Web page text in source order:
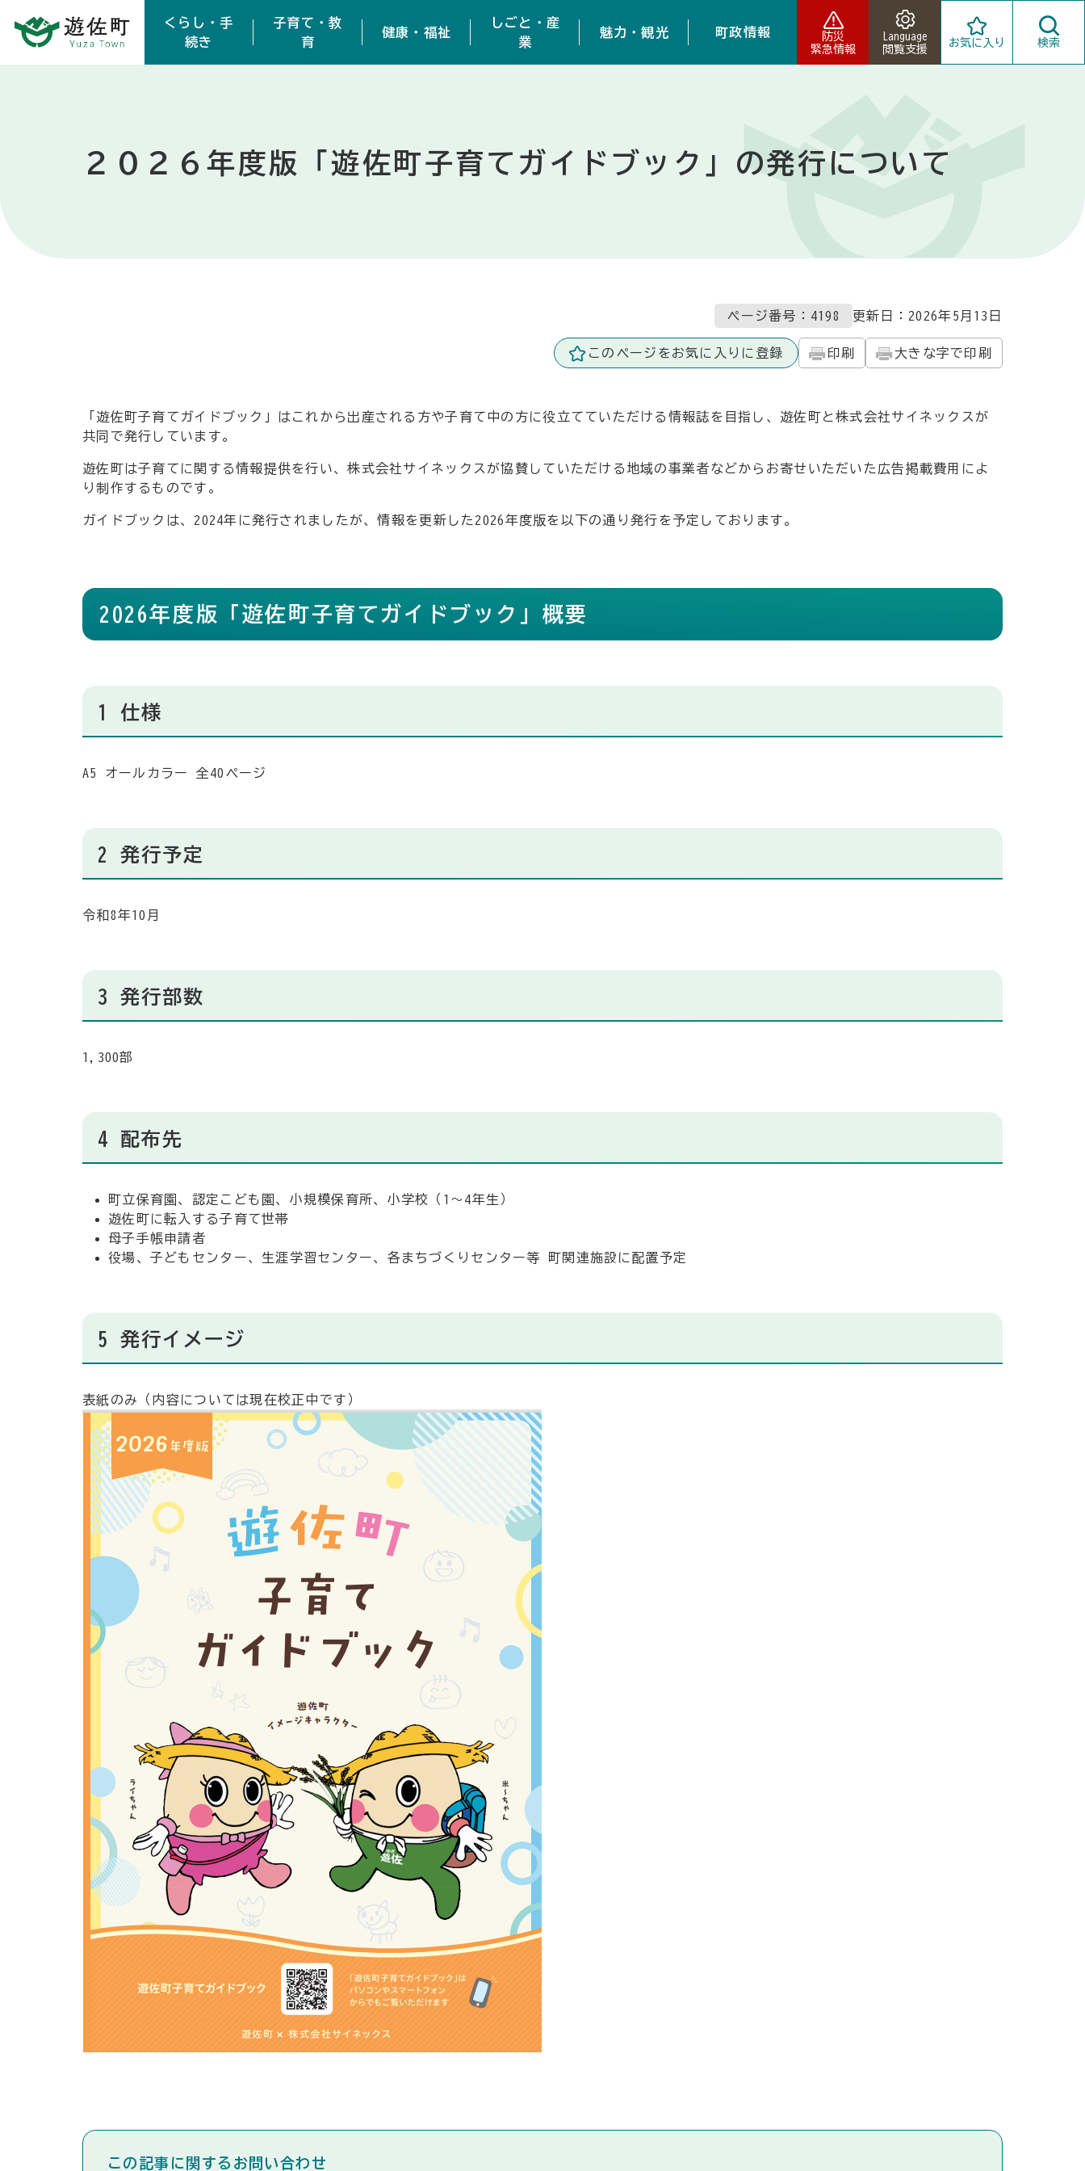
くらし・手
続き
子育て・教
育
健康・福祉
しごと・産
業
魅力・観光 町政情報
防災
緊急情報
Language
閲覧支援
お気に入り 検索
２０２６年度版「遊佐町子育てガイドブック」の発行について
ページ番号：4198 更新日： 2026年5月13日
このページをお気に入りに登録 印刷 大きな字で印刷
「遊佐町子育てガイドブック」はこれから出産される方や子育て中の方に役立てていただける情報誌を目指し、遊佐町と株式会社サイネックスが
共同で発行しています。
遊佐町は子育てに関する情報提供を行い、株式会社サイネックスが協賛していただける地域の事業者などからお寄せいただいた広告掲載費用によ
り制作するものです。
ガイドブックは、2024年に発行されましたが、情報を更新した2026年度版を以下の通り発行を予定しております。
2026年度版「遊佐町子育てガイドブック」概要
1 仕様
A5 オールカラー 全40ページ
2 発行予定
令和8年10月
3 発行部数
1,300部
4 配布先
町立保育園、認定こども園、小規模保育所、小学校（1～4年生）
遊佐町に転入する子育て世帯
母子手帳申請者
役場、子どもセンター、生涯学習センター、各まちづくりセンター等 町関連施設に配置予定
5 発行イメージ
表紙のみ（内容については現在校正中です）
この記事に関するお問い合わせ